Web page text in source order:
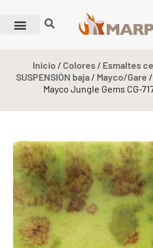
Inicio / Colores / Esmaltes
SUSPENSIÓN baja/ Mayco/Gare /
Mayco Jungle Gems CG-